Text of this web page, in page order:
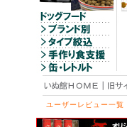
ユーザーレビュー一覧